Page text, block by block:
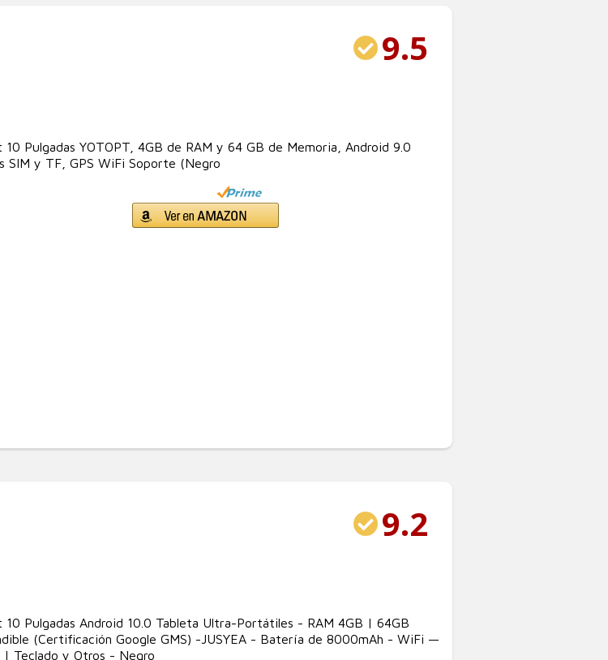
9.5
10 Pulgadas YOTOPT, 4GB de RAM y 64 GB de Memoria, Android 9.0
SIM y TF, GPS WiFi Soporte (Negro
9.2
10 Pulgadas Android 10.0 Tableta Ultra-Portátiles - RAM 4GB | 64GB
(Certificación Google GMS) -JUSYEA - Batería de 8000mAh - WiFi —
| Teclado y Otros - Negro